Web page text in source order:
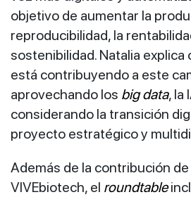
objetivo de aumentar la
reproducibilidad, la
sostenibilidad. Natalia explica
está contribuyendo a este
aprovechando los big data, la
considerando la transición
proyecto estratégico y
Además de la contribución de
VIVEbiotech, el roundtable